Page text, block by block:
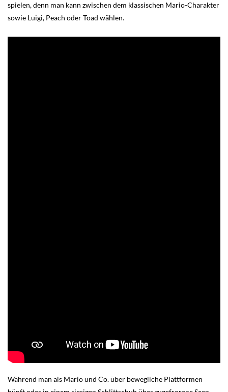
spielen, denn man kann zwischen dem klassischen Mario-Charakter
sowie Luigi, Peach oder Toad wählen.
Während man als Mario und Co. über bewegliche Plattformen